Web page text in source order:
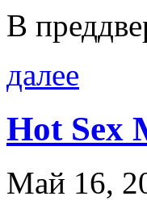
В
далее
Hot Sex
Май 16,